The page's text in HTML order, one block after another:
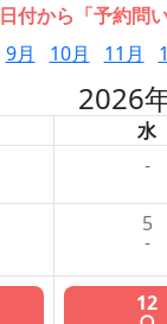
日付から「予約問
9月 10月 11月
2026
水
-
5
-
12